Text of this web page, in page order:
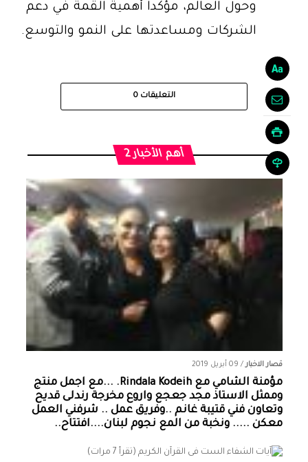
وحول العالم، مؤكداً أهمية القمة في دعم
الشركات ومساعدتها على النمو والتوسع.
التعليقات 0
أهم الأخبار 2
قصار الاخبار/ 09 أبريل 2019
مؤمنة الشامي‏ مع ‏‎Rindala Kodeih‎‏. ...مع اجمل منتج
وممثل الاستاذ مجد جعجع واروع مخرجة رندلى قديح
وتعاون فني قتيبة غانم ..وفريق عمل .. شرفني العمل
معكن ..... ونخبة من المع نجوم لبنان....افتتاح..